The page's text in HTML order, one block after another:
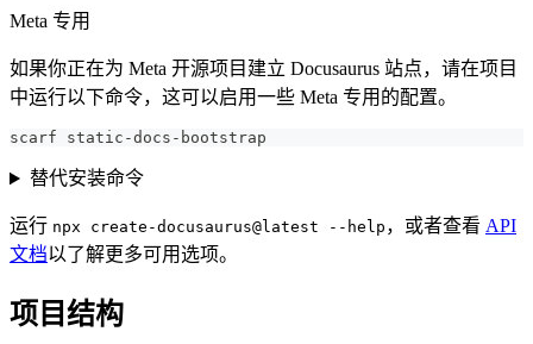
Meta 专用
如果你正在为 Meta 开源项目建立 Docusaurus 站点，请在项目
中运行以下命令，这可以启用一些 Meta 专用的配置。
scarf static-docs-bootstrap
替代安装命令
运行 npx create-docusaurus@latest --help ，或者查看 API
文档以了解更多可用选项。
项目结构